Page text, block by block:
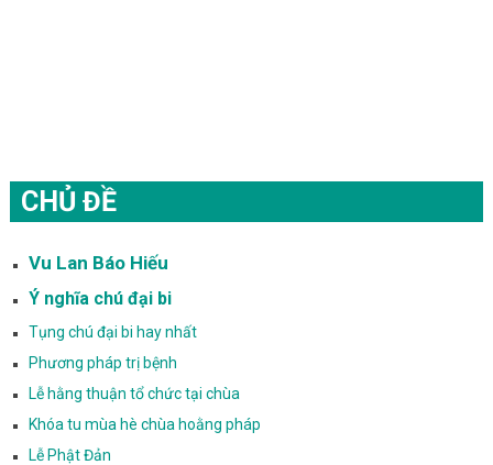
CHỦ ĐỀ
Vu Lan Báo Hiếu
Ý nghĩa chú đại bi
Tụng chú đại bi hay nhất
Phương pháp trị bệnh
Lễ hằng thuận tổ chức tại chùa
Khóa tu mùa hè chùa hoằng pháp
Lễ Phật Đản